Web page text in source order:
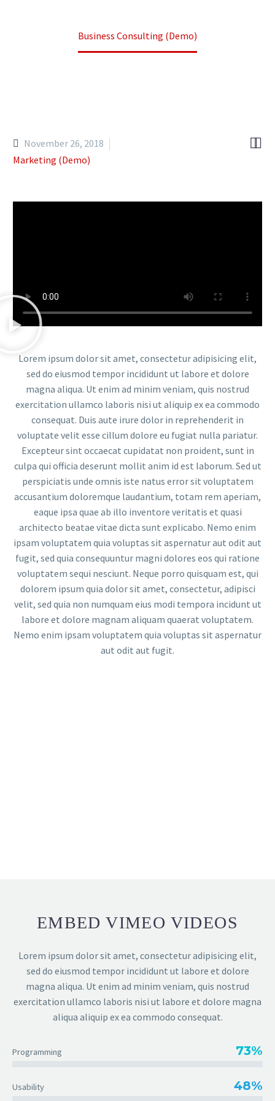
Business Consulting (Demo)

November 26, 2018
Marketing (Demo)
Lorem ipsum dolor sit amet, consectetur adipisicing elit,
sed do eiusmod tempor incididunt ut labore et dolore
magna aliqua. Ut enim ad minim veniam, quis nostrud
exercitation ullamco laboris nisi ut aliquip ex ea commodo
consequat. Duis aute irure dolor in reprehenderit in
voluptate velit esse cillum dolore eu fugiat nulla pariatur.
Excepteur sint occaecat cupidatat non proident, sunt in
culpa qui officia deserunt mollit anim id est laborum. Sed ut
perspiciatis unde omnis iste natus error sit voluptatem
accusantium doloremque laudantium, totam rem aperiam,
eaque ipsa quae ab illo inventore veritatis et quasi
architecto beatae vitae dicta sunt explicabo. Nemo enim
ipsam voluptatem quia voluptas sit aspernatur aut odit aut
fugit, sed quia consequuntur magni dolores eos qui ratione
voluptatem sequi nesciunt. Neque porro quisquam est, qui
dolorem ipsum quia dolor sit amet, consectetur, adipisci
velit, sed quia non numquam eius modi tempora incidunt ut
labore et dolore magnam aliquam quaerat voluptatem.
Nemo enim ipsam voluptatem quia voluptas sit aspernatur
aut odit aut fugit.
EMBED VIMEO VIDEOS
Lorem ipsum dolor sit amet, consectetur adipisicing elit,
sed do eiusmod tempor incididunt ut labore et dolore
magna aliqua. Ut enim ad minim veniam, quis nostrud
exercitation ullamco laboris nisi ut labore et dolore magna
aliqua aliquip ex ea commodo consequat.
Programming 73%
Usability 48%